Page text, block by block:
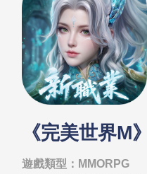
《完美世界M》
遊戲類型：MMORPG